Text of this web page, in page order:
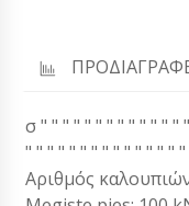
σ " " " " " " " " " " " " "
" " " " " " " " " " " " " "
Αριθμός